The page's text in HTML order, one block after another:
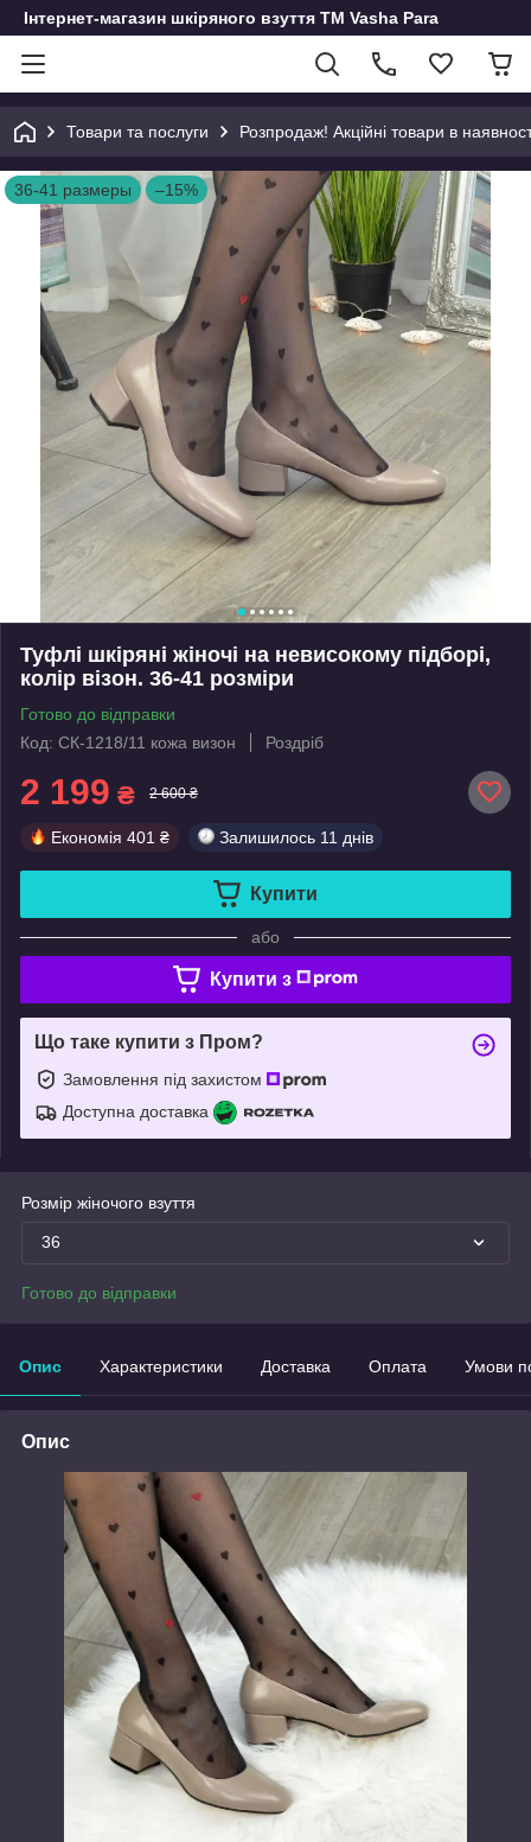
Інтернет-магазин шкіряного взуття ТМ Vasha Para
Товари та послуги Розпродаж! Акційні товари в
36-41 размеры –15%
Туфлі шкіряні жіночі на невисокому підборі,
колір візон. 36-41 розміри
Готово до відправки
Код: СК-1218/11 кожа визон
Роздріб
2 199 ₴ 2 600 ₴
Економія 401 ₴ Залишилось 11 днів
Купити
або
Купити з
Що таке купити з Пром?
Замовлення під захистом
Доступна доставка
Розмір жіночого взуття
36
Готово до відправки
Опис Характеристики Доставка Оплата Умови
Опис